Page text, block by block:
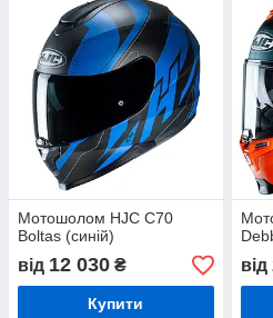
Мотошолом HJC C70
Boltas (синій)
від 12 030 ₴
Купити
від